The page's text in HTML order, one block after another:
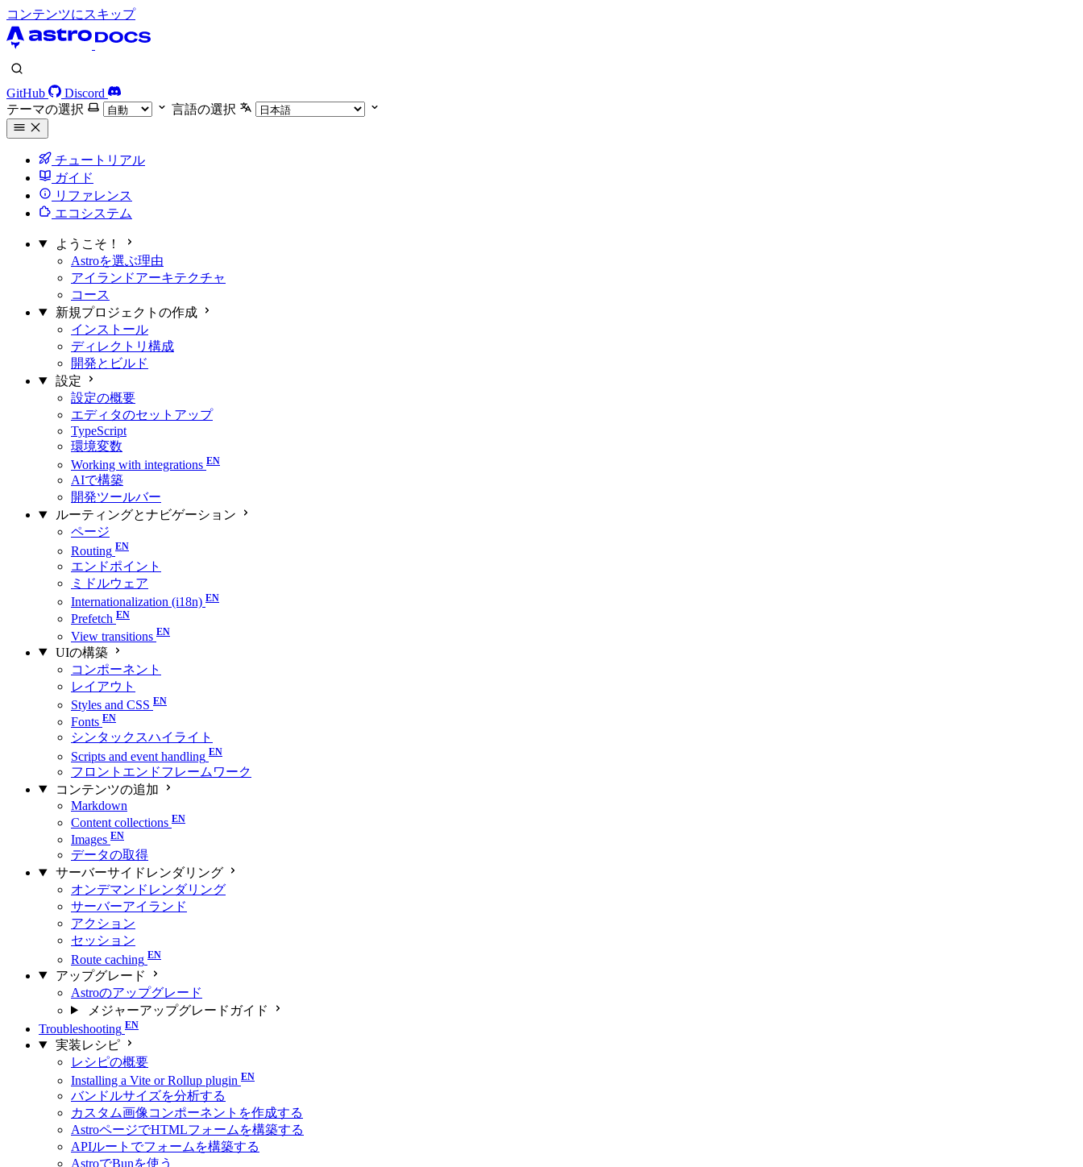
コンテンツにスキップ
GitHub
Discord
テーマの選択
言語の選択
チュートリアル
ガイド
リファレンス
エコシステム
ようこそ！
Astroを選ぶ理由
アイランドアーキテクチャ
コース
新規プロジェクトの作成
インストール
ディレクトリ構成
開発とビルド
設定
設定の概要
エディタのセットアップ
TypeScript
環境変数
Working with integrations
AIで構築
開発ツールバー
ルーティングとナビゲーション
ページ
Routing
エンドポイント
ミドルウェア
Internationalization (i18n)
Prefetch
View transitions
UIの構築
コンポーネント
レイアウト
Styles and CSS
Fonts
シンタックスハイライト
Scripts and event handling
フロントエンドフレームワーク
コンテンツの追加
Markdown
Content collections
Images
データの取得
サーバーサイドレンダリング
オンデマンドレンダリング
サーバーアイランド
アクション
セッション
Route caching
アップグレード
Astroのアップグレード
メジャーアップグレードガイド
Troubleshooting
実装レシピ
レシピの概要
Installing a Vite or Rollup plugin
バンドルサイズを分析する
カスタム画像コンポーネントを作成する
AstroページでHTMLフォームを構築する
APIルートでフォームを構築する
AstroでBunを使う